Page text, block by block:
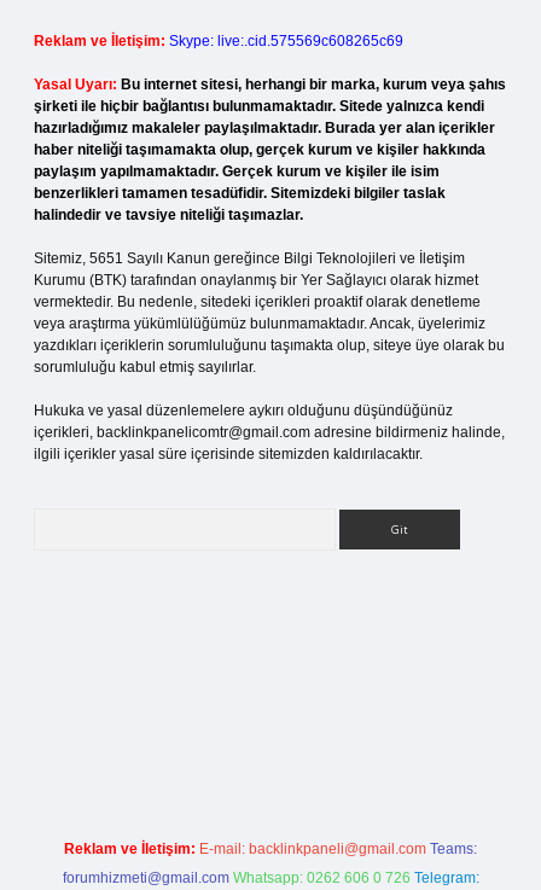
Reklam ve İletişim: Skype: live:.cid.575569c608265c69
Yasal Uyarı: Bu internet sitesi, herhangi bir marka, kurum veya şahıs
şirketi ile hiçbir bağlantısı bulunmamaktadır. Sitede yalnızca kendi
hazırladığımız makaleler paylaşılmaktadır. Burada yer alan içerikler
haber niteliği taşımamakta olup, gerçek kurum ve kişiler hakkında
paylaşım yapılmamaktadır. Gerçek kurum ve kişiler ile isim
benzerlikleri tamamen tesadüfidir. Sitemizdeki bilgiler taslak
halindedir ve tavsiye niteliği taşımazlar.
Sitemiz, 5651 Sayılı Kanun gereğince Bilgi Teknolojileri ve İletişim
Kurumu (BTK) tarafından onaylanmış bir Yer Sağlayıcı olarak hizmet
vermektedir. Bu nedenle, sitedeki içerikleri proaktif olarak denetleme
veya araştırma yükümlülüğümüz bulunmamaktadır. Ancak, üyelerimiz
yazdıkları içeriklerin sorumluluğunu taşımakta olup, siteye üye olarak bu
sorumluluğu kabul etmiş sayılırlar.
Hukuka ve yasal düzenlemelere aykırı olduğunu düşündüğünüz
içerikleri, backlinkpanelicomtr@gmail.com adresine bildirmeniz halinde,
ilgili içerikler yasal süre içerisinde sitemizden kaldırılacaktır.
Reklam ve İletişim: E-mail: backlinkpaneli@gmail.com Teams:
forumhizmeti@gmail.com Whatsapp: 0262 606 0 726 Telegram: